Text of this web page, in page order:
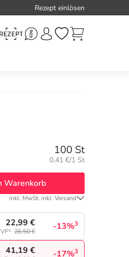
Rezept einlösen
100 St
Grundpreis:
0,41 €/1 St
Warenkorb
inkl. MwSt. inkl. Versand
22,99 €
26,50 € -13%3
41,19 € -17%3